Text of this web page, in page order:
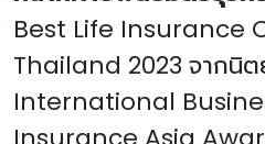
Best Life Insurance
Thailand 2023 จากนิต
International